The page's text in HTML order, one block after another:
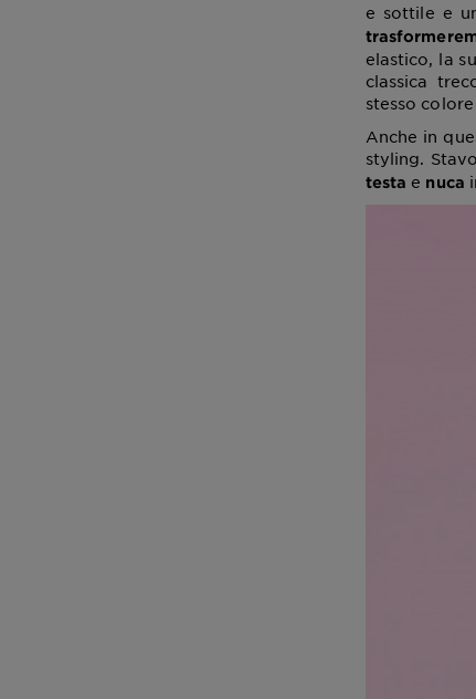
e sottile e
elastico, la
classica
stesso
Anche in
styling.
testa e nuca